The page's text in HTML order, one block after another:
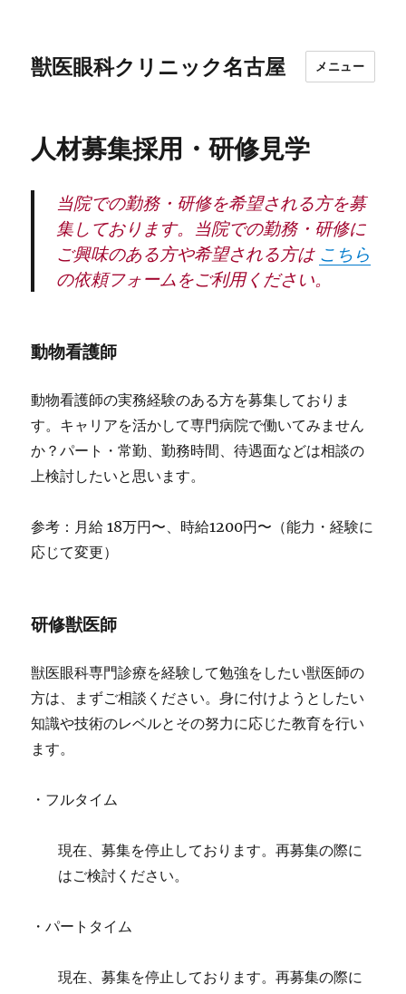
獣医眼科クリニック名古屋 メニュー
人材募集採用・研修見学
当院での勤務・研修を希望される方を募
集しております。当院での勤務・研修に
ご興味のある方や希望される方は こちら
の依頼フォームをご利用ください。
動物看護師
動物看護師の実務経験のある方を募集しておりま
す。キャリアを活かして専門病院で働いてみません
か？パート・常勤、勤務時間、待遇面などは相談の
上検討したいと思います。
参考：月給 18万円〜、時給1200円〜（能力・経験に
応じて変更）
研修獣医師
獣医眼科専門診療を経験して勉強をしたい獣医師の
方は、まずご相談ください。身に付けようとしたい
知識や技術のレベルとその努力に応じた教育を行い
ます。
・フルタイム
現在、募集を停止しております。再募集の際に
はご検討ください。
・パートタイム
現在、募集を停止しております。再募集の際に